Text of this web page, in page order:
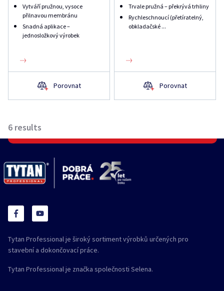
Vytváří pružnou, vysoce
přilnavou membránu
Snadná aplikace –
jednosložkový výrobek
Porovnat
Trvale pružná – překrývá trhliny
Rychleschnoucí (přetíratelný,
obkladačské ...
Porovnat
6 results
Tytan Professional je široký sortiment výrobků určených pro
stavební a dokončovací práce.
Tytan Professional je značka společnosti Selena.